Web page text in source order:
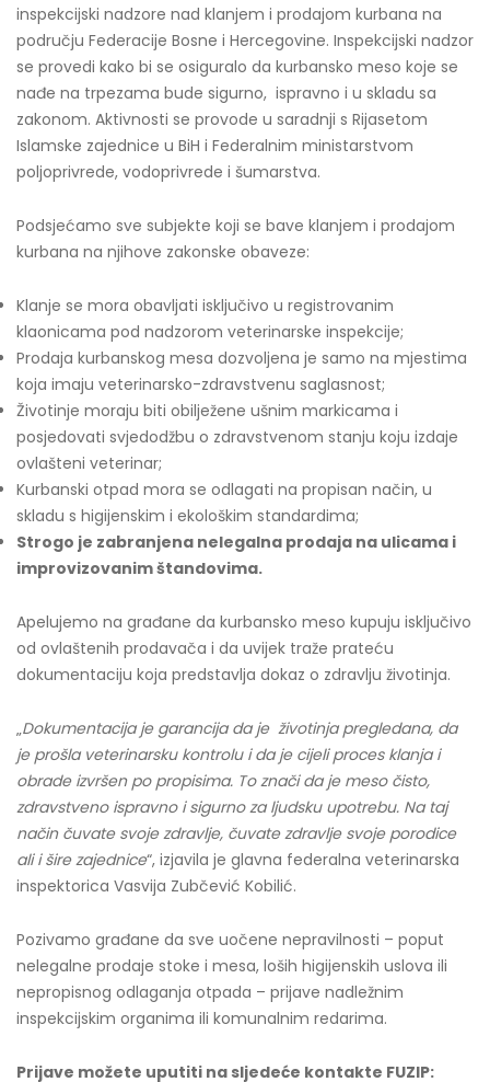
inspekcijski nadzore nad klanjem i prodajom kurbana na
području Federacije Bosne i Hercegovine. Inspekcijski nadzor
se provedi kako bi se osiguralo da kurbansko meso koje se
nađe na trpezama bude sigurno, ispravno i u skladu sa
zakonom. Aktivnosti se provode u saradnji s Rijasetom
Islamske zajednice u BiH i Federalnim ministarstvom
poljoprivrede, vodoprivrede i šumarstva.
Podsjećamo sve subjekte koji se bave klanjem i prodajom
kurbana na njihove zakonske obaveze:
Klanje se mora obavljati isključivo u registrovanim
klaonicama pod nadzorom veterinarske inspekcije;
Prodaja kurbanskog mesa dozvoljena je samo na mjestima
koja imaju veterinarsko-zdravstvenu saglasnost;
Životinje moraju biti obilježene ušnim markicama i
posjedovati svjedodžbu o zdravstvenom stanju koju izdaje
ovlašteni veterinar;
Kurbanski otpad mora se odlagati na propisan način, u
skladu s higijenskim i ekološkim standardima;
Strogo je zabranjena nelegalna prodaja na ulicama i
improvizovanim štandovima.
Apelujemo na građane da kurbansko meso kupuju isključivo
od ovlaštenih prodavača i da uvijek traže prateću
dokumentaciju koja predstavlja dokaz o zdravlju životinja.
„Dokumentacija je garancija da je životinja pregledana, da
je prošla veterinarsku kontrolu i da je cijeli proces klanja i
obrade izvršen po propisima. To znači da je meso čisto,
zdravstveno ispravno i sigurno za ljudsku upotrebu. Na taj
način čuvate svoje zdravlje, čuvate zdravlje svoje porodice
ali i šire zajednice“, izjavila je glavna federalna veterinarska
inspektorica Vasvija Zubčević Kobilić.
Pozivamo građane da sve uočene nepravilnosti – poput
nelegalne prodaje stoke i mesa, loših higijenskih uslova ili
nepropisnog odlaganja otpada – prijave nadležnim
inspekcijskim organima ili komunalnim redarima.
Prijave možete uputiti na sljedeće kontakte FUZIP: